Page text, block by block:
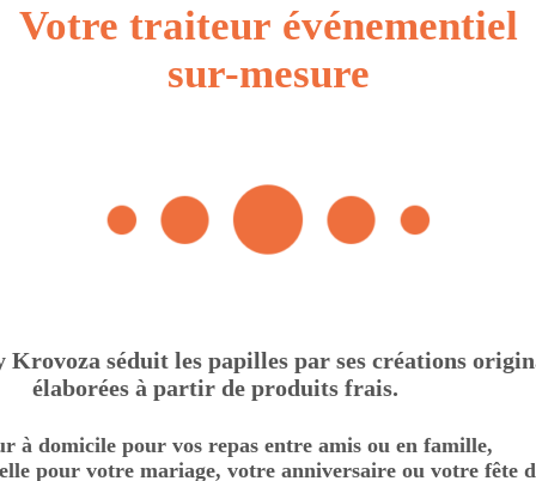
Votre traiteur événementiel
sur-mesure
Krovoza séduit les papilles par ses créations
élaborées à partir de produits frais.
à domicile pour vos repas entre amis ou en famille,
pour votre mariage, votre anniversaire ou votre fête